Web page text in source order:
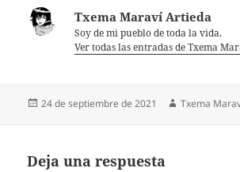
Txema Maraví Artieda
Soy de mi pueblo de toda la vida.
Ver todas las entradas de Txema
Publicado
24 de septiembre de 2021 Autor
Txema
Deja una respuesta